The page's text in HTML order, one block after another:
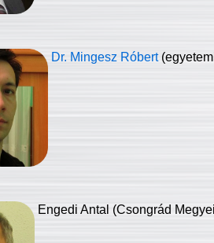
Dr. Mingesz Róbert
Engedi Antal (Csongrád